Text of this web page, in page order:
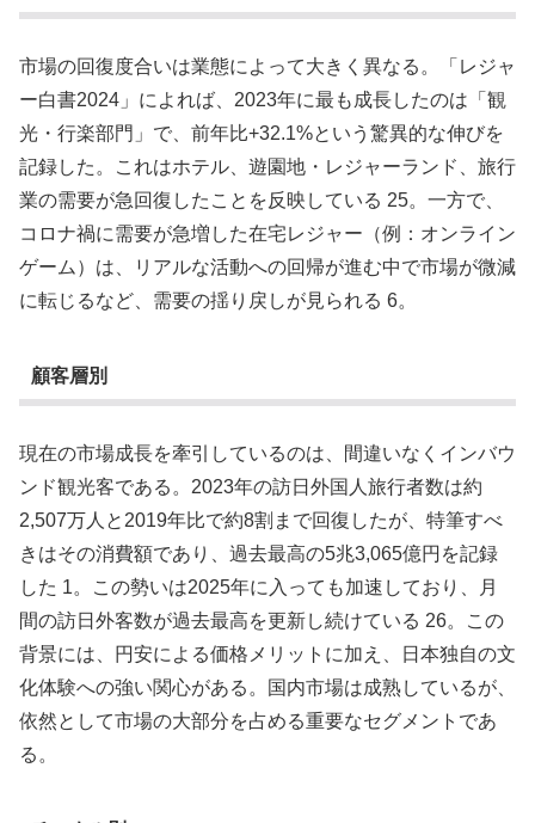
市場の回復度合いは業態によって大きく異なる。「レジャ
ー白書2024」によれば、2023年に最も成長したのは「観
光・行楽部門」で、前年比+32.1%という驚異的な伸びを
記録した。これはホテル、遊園地・レジャーランド、旅行
業の需要が急回復したことを反映している 25。一方で、
コロナ禍に需要が急増した在宅レジャー（例：オンライン
ゲーム）は、リアルな活動への回帰が進む中で市場が微減
に転じるなど、需要の揺り戻しが見られる 6。
顧客層別
現在の市場成長を牽引しているのは、間違いなくインバウ
ンド観光客である。2023年の訪日外国人旅行者数は約
2,507万人と2019年比で約8割まで回復したが、特筆すべ
きはその消費額であり、過去最高の5兆3,065億円を記録
した 1。この勢いは2025年に入っても加速しており、月
間の訪日外客数が過去最高を更新し続けている 26。この
背景には、円安による価格メリットに加え、日本独自の文
化体験への強い関心がある。国内市場は成熟しているが、
依然として市場の大部分を占める重要なセグメントであ
る。